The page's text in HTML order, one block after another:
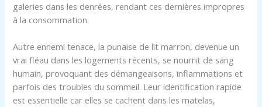
galeries dans les denrées, rendant ces dernières impropres
à la consommation.
Autre ennemi tenace, la punaise de lit marron, devenue un
vrai fléau dans les logements récents, se nourrit de sang
humain, provoquant des démangeaisons, inflammations et
parfois des troubles du sommeil. Leur identification rapide
est essentielle car elles se cachent dans les matelas,